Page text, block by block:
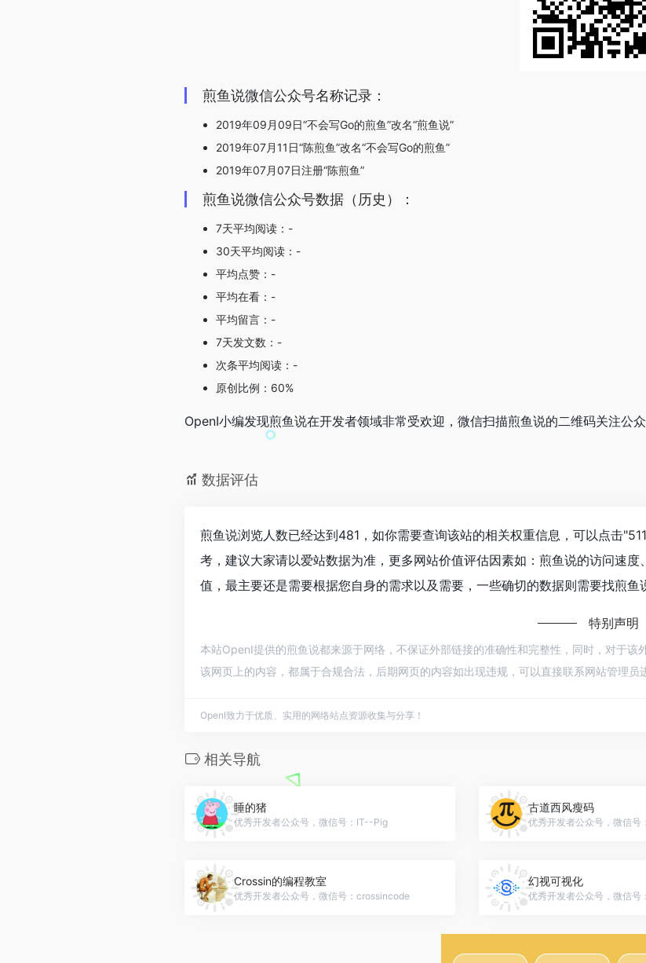
煎鱼说微信公众号名称记录：
2019年09月09日“不会写Go的煎鱼”改名“煎鱼说”
2019年07月11日“陈煎鱼”改名“不会写Go的煎鱼”
2019年07月07日注册“陈煎鱼”
煎鱼说微信公众号数据（历史）：
7天平均阅读：-
30天平均阅读：-
平均点赞：-
平均在看：-
平均留言：-
7天发文数：-
次条平均阅读：-
原创比例：60%
OpenI小编发现煎鱼说在开发者领域非常受欢迎，微信扫描煎鱼说的二维码关注公众
数据评估
煎鱼说浏览人数已经达到481，如你需要查询该站的相关权重信息，可以点击"
考，建议大家请以爱站数据为准，更多网站价值评估因素如：煎鱼说的访问速
值，最主要还是需要根据您自身的需求以及需要，一些确切的数据则需要找煎鱼
特别声明
本站OpenI提供的煎鱼说都来源于网络，不保证外部链接的准确性和完整性，同时，对于
该网页上的内容，都属于合规合法，后期网页的内容如出现违规，可以直接联系网站管理员
OpenI致力于优质、实用的网络站点资源收集与分享！
相关导航
睡的猪
优秀开发者公众号，微信号：IT--Pig
古道西风瘦码
优秀开发者公众号，微信号
Crossin的编程教室
优秀开发者公众号，微信号：crossincode
幻视可视化
优秀开发者公众号，微信号